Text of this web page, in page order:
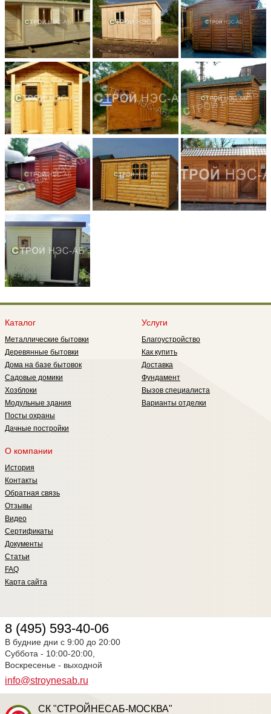
Каталог
Металлические бытовки
Деревянные бытовки
Дома на базе бытовок
Садовые домики
Хозблоки
Модульные здания
Посты охраны
Дачные постройки
Услуги
Благоустройство
Как купить
Доставка
Фундамент
Вызов специалиста
Варианты отделки
О компании
История
Контакты
Обратная связь
Отзывы
Видео
Сертификаты
Документы
Статьи
FAQ
Карта сайта
8 (495) 593-40-06
В будние дни с 9:00 до 20:00
Суббота - 10:00-20:00,
Воскресенье - выходной
info@stroynesab.ru
СК "СТРОЙНЕСАБ-МОСКВА"